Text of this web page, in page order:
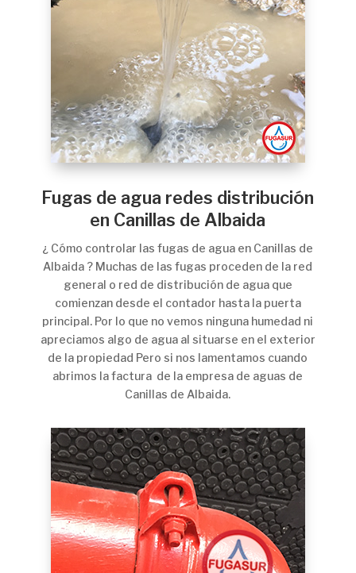
Fugas de agua redes distribución
en Canillas de Albaida
¿ Cómo controlar las fugas de agua en Canillas de
Albaida ? Muchas de las fugas proceden de la red
general o red de distribución de agua que
comienzan desde el contador hasta la puerta
principal. Por lo que no vemos ninguna humedad ni
apreciamos algo de agua al situarse en el exterior
de la propiedad Pero si nos lamentamos cuando
abrimos la factura de la empresa de aguas de
Canillas de Albaida.